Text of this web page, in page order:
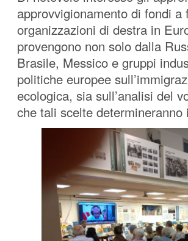
approvvigionamento di fondi
organizzazioni di destra in
provengono non solo dalla
Brasile, Messico e gruppi
politiche europee
ecologica, sia sull’analisi del
che tali scelte determineranno